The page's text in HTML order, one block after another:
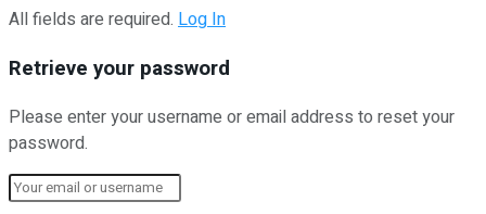
All fields are required. Log In
Retrieve your password
Please enter your username or email address to reset your
password.